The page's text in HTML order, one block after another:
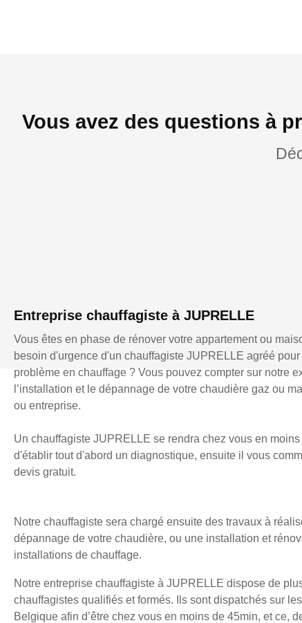
Vous avez des questions à
Entreprise chauffagiste à JUPRELLE
Vous êtes en phase de rénover votre appartement ou
besoin d'urgence d'un chauffagiste JUPRELLE agréé
problème en chauffage ? Vous pouvez compter sur notre
l’installation et le dépannage de votre chaudière gaz ou
ou entreprise.
Un chauffagiste JUPRELLE se rendra chez vous en
d'établir tout d'abord un diagnostique, ensuite il vous
devis gratuit.
Notre chauffagiste sera chargé ensuite des travaux à
dépannage de votre chaudière, ou une installation et
installations de chauffage.
Notre entreprise chauffagiste à JUPRELLE dispose de
chauffagistes qualifiés et formés. Ils sont dispatchés sur
Belgique afin d’être chez vous en moins de 45min, et ce,